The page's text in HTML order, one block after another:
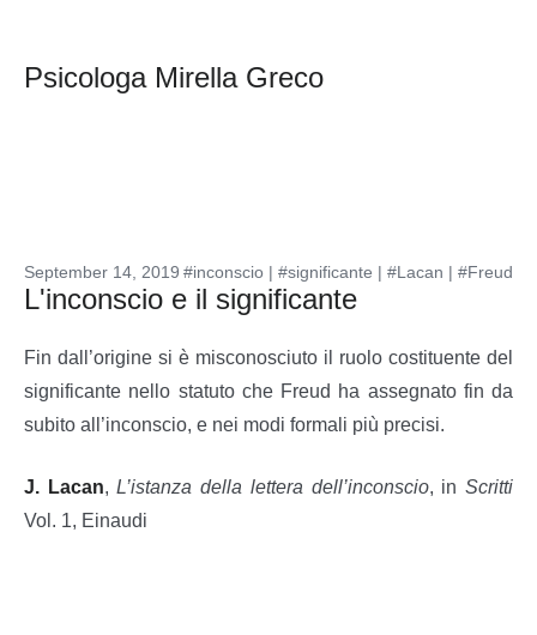
Psicologa Mirella Greco
#inconscio | #significante | #Lacan | #Freud
September 14, 2019
L'inconscio e il significante
Fin dall’origine si è misconosciuto il ruolo costituente del
significante nello statuto che Freud ha assegnato fin da
subito all’inconscio, e nei modi formali più precisi.
J. Lacan,L’istanza della lettera dell’inconscio, inScritti
Vol. 1, Einaudi